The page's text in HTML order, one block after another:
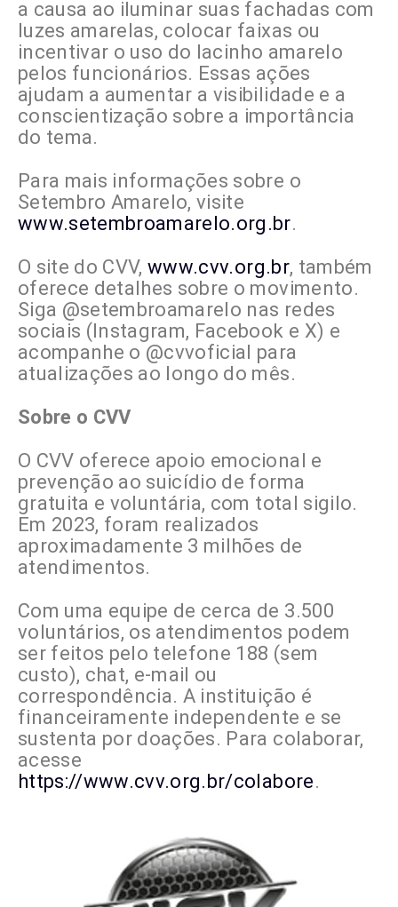
a causa ao iluminar suas fachadas com
luzes amarelas, colocar faixas ou
incentivar o uso do lacinho amarelo
pelos funcionários. Essas ações
ajudam a aumentar a visibilidade e a
conscientização sobre a importância
do tema.
Para mais informações sobre o
Setembro Amarelo, visite
www.setembroamarelo.org.br.
O site do CVV,www.cvv.org.br, também
oferece detalhes sobre o movimento.
Siga @setembroamarelo nas redes
sociais (Instagram, Facebook e X) e
acompanhe o @cvvoficial para
atualizações ao longo do mês.
Sobre o CVV
O CVV oferece apoio emocional e
prevenção ao suicídio de forma
gratuita e voluntária, com total sigilo.
Em 2023, foram realizados
aproximadamente 3 milhões de
atendimentos.
Com uma equipe de cerca de 3.500
voluntários, os atendimentos podem
ser feitos pelo telefone 188 (sem
custo), chat, e-mail ou
correspondência. A instituição é
financeiramente independente e se
sustenta por doações. Para colaborar,
acesse
https://www.cvv.org.br/colabore.